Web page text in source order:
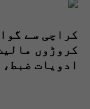
کراچی سے
کروڑوں
ادویات